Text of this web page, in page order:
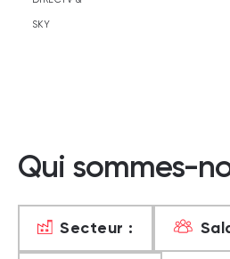
Qui sommes-
Secteur :